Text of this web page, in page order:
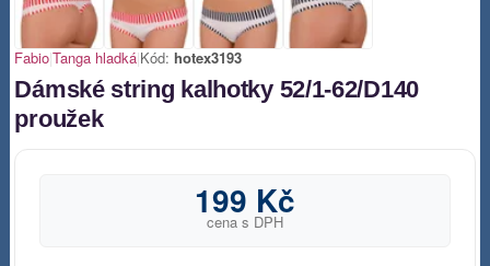
Fabio|Tanga hladká|Kód:hotex3193
Dámské string kalhotky 52/1-62/D140
proužek
199 Kč
cena s DPH